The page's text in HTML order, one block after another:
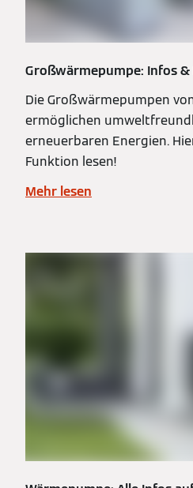
Großwärmepumpe: Infos
Die Großwärmepumpen
ermöglichen
erneuerbaren Energien.
Funktion lesen!
Mehr lesen